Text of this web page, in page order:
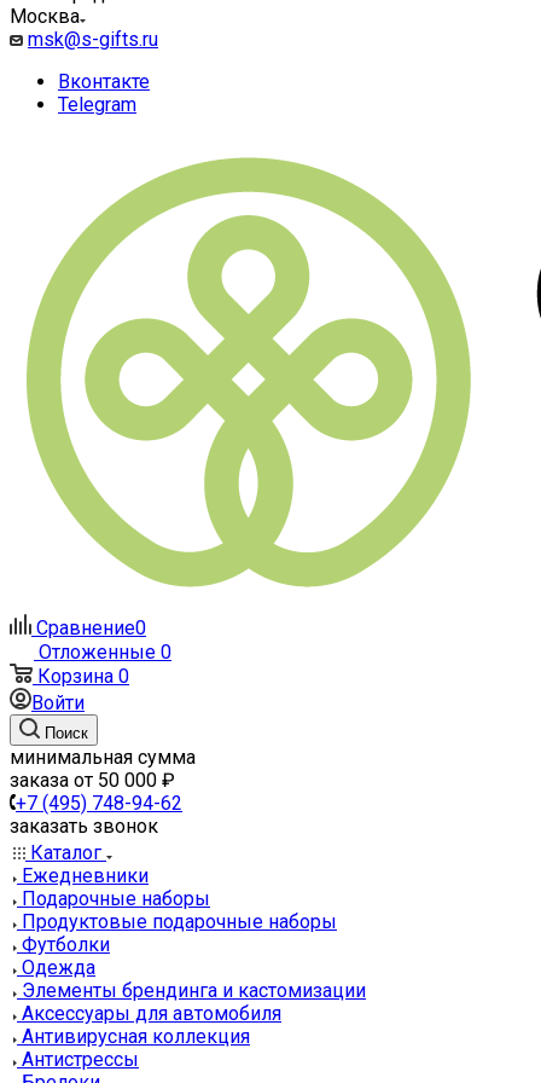
Москва
msk@s-gifts.ru
Вконтакте
Telegram
Сравнение0
Отложенные 0
Корзина 0
Войти
Поиск
минимальная сумма
заказа от 50 000 ₽
+7 (495) 748-94-62
заказать звонок
Каталог
Ежедневники
Подарочные наборы
Продуктовые подарочные наборы
Футболки
Одежда
Элементы брендинга и кастомизации
Аксессуары для автомобиля
Антивирусная коллекция
Антистрессы